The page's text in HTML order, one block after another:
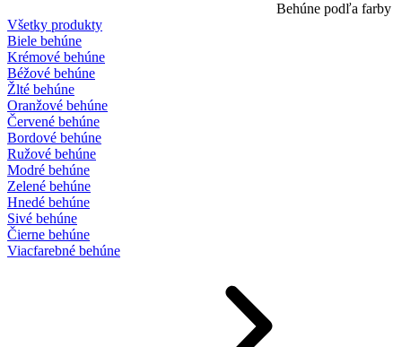
Behúne podľa farby
Všetky produkty
Biele behúne
Krémové behúne
Béžové behúne
Žlté behúne
Oranžové behúne
Červené behúne
Bordové behúne
Ružové behúne
Modré behúne
Zelené behúne
Hnedé behúne
Sivé behúne
Čierne behúne
Viacfarebné behúne